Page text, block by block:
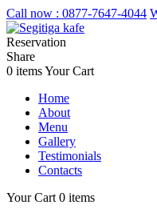
Call now : 0877-7647-4044
Reservation
Share
0 itemsYour Cart
Home
About
Menu
Gallery
Testimonials
Contacts
Your Cart 0 items